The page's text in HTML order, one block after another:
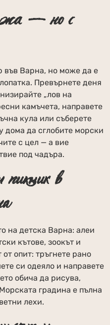
— но с
във Варна, но може да е
Превърнете деня
„лов на
камъчета, направете
кула или съберете
дома да сглобите морски
с цел — а вие
под чадъра.
в
на детска Варна: алеи
кътове, зоокът и
опит: тръгнете рано
си одеяло и направете
обича да рисува,
градина е пълна
лехи.